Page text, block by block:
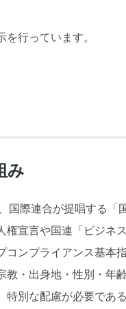
を行っています。
み
国際連合が提唱する
権宣言や国連「ビジネ
コンプライアンス基本
・出身地・性別・年
特別な配慮が必要であ